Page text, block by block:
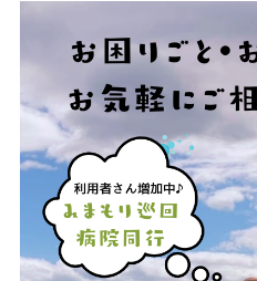
ブログ
お問い合わせ